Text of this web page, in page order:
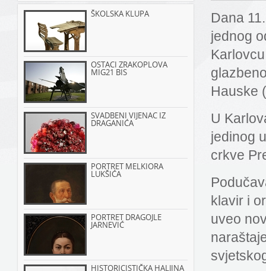
ŠKOLSKA KLUPA
OSTACI ZRAKOPLOVA
MIG21 BIS
SVADBENI VIJENAC IZ
DRAGANIĆA
PORTRET MELKIORA
LUKŠIĆA
PORTRET DRAGOJLE
JARNEVIĆ
HISTORICISTIČKA HALJINA
Dana
jednog
Hauske
U
jedinog
crkve
klavir i
uveo